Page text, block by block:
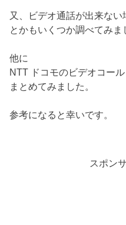
又、ビデオ通話が出来ない
とかもいくつか調べてみま
他に
NTT ドコモのビデオコール
まとめてみました。
参考になると幸いです。
スポン